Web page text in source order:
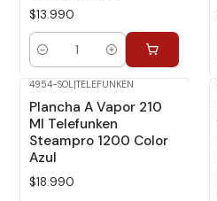
$13.990
Cantidad
4954-SOL|TELEFUNKEN
Plancha A Vapor 210
Ml Telefunken
Steampro 1200 Color
Azul
$18.990